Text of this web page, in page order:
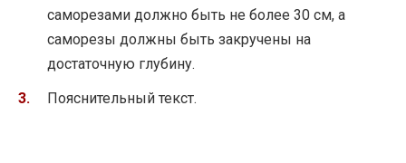
саморезами должно быть не более 30 см, а
саморезы должны быть закручены на
достаточную глубину.
Пояснительный текст.